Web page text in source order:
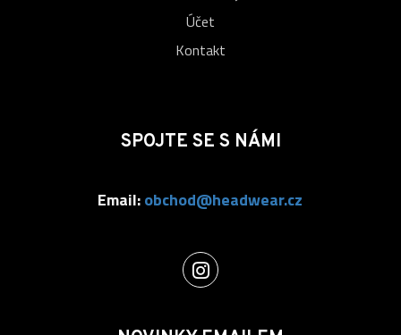
Účet
Kontakt
SPOJTE SE S NÁMI
Email:obchod@headwear.cz